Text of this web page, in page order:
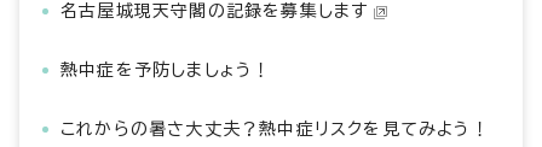
名古屋城現天守閣の記録を募集します
熱中症を予防しましょう！
これからの暑さ大丈夫？熱中症リスクを見てみよう！